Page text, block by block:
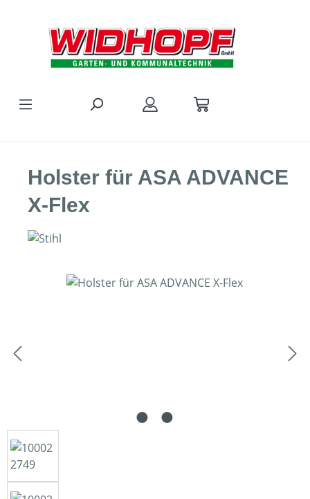
Holster für ASA ADVANCE
X-Flex
Bildergalerie überspringen